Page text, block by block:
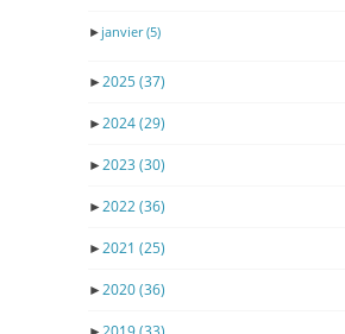
► janvier(5)
►2025(37)
►2024(29)
►2023 (30)
►2022(36)
►2021 (25)
►2020(36)